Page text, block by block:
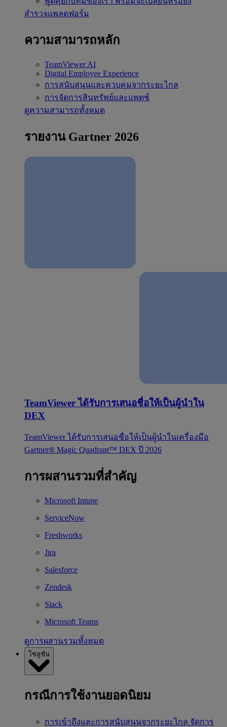
สำรวจแพลตฟอร์ม
ความสามารถหลัก
TeamViewer AI
Digital Employee Experience
การสนับสนุนและควบคุมจากระยะไกล
การจัดการสินทรัพย์และแพตช์
ดูความสามารถทั้งหมด
รายงาน Gartner 2026
TeamViewer ได้รับการเสนอชื่อให้เป็นผู้นำใน
DEX
TeamViewer ได้รับการเสนอชื่อให้เป็นผู้นำในเครื่องมือ
Gartner® Magic Quadrant™ DEX ปี 2026
การผสานรวมที่สำคัญ
Microsoft Intune
ServiceNow
Freshworks
Jira
Salesforce
Zendesk
Slack
Microsoft Teams
ดูการผสานรวมทั้งหมด
โซลูชัน
กรณีการใช้งานยอดนิยม
การเข้าถึงและการสนับสนุนจากระยะไกล จัดการ